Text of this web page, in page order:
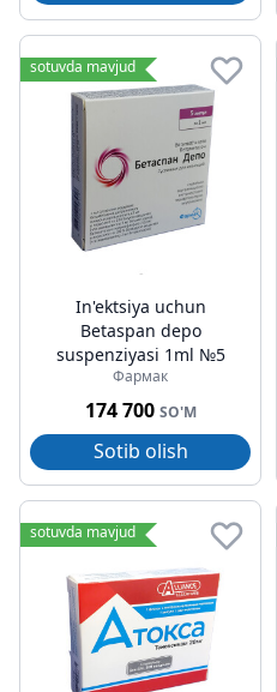
sotuvda mavjud
In'ektsiya uchun
Betaspan depo
suspenziyasi 1ml №5
Фармак
174 700 SO'M
Sotib olish
sotuvda mavjud